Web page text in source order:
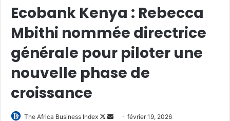
Ecobank Kenya : Rebecca
Mbithi nommée directrice
générale pour piloter une
nouvelle phase de
croissance
The Africa Business Index
Follow
Envoyerfévrier 19, 2026